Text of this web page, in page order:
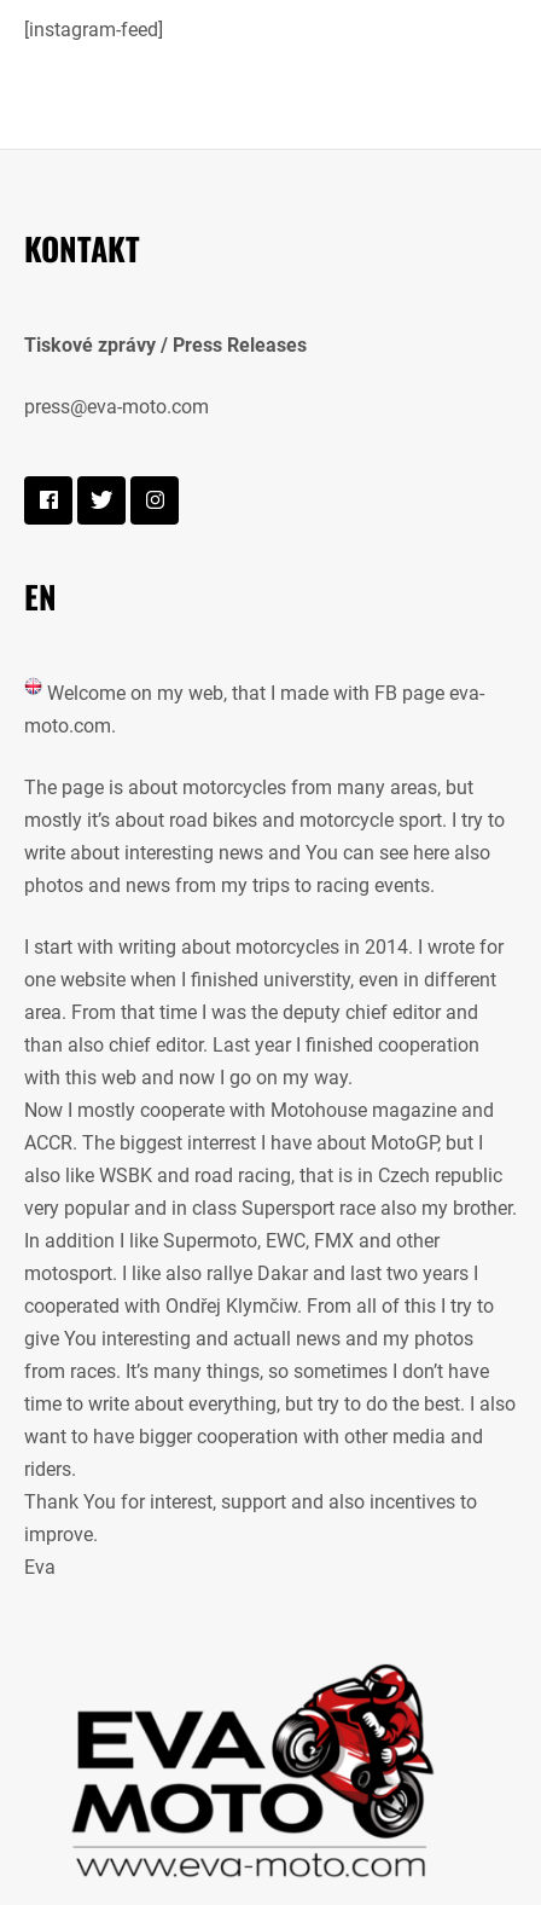
[instagram-feed]
KONTAKT
Tiskové zprávy / Press Releases
press@eva-moto.com
EN
Welcome on my web, that I made with FB page eva-
moto.com.
The page is about motorcycles from many areas, but
mostly it’s about road bikes and motorcycle sport. I try to
write about interesting news and You can see here also
photos and news from my trips to racing events.
I start with writing about motorcycles in 2014. I wrote for
one website when I finished universtity, even in different
area. From that time I was the deputy chief editor and
than also chief editor. Last year I finished cooperation
with this web and now I go on my way.
Now I mostly cooperate with Motohouse magazine and
ACCR. The biggest interrest I have about MotoGP, but I
also like WSBK and road racing, that is in Czech republic
very popular and in class Supersport race also my brother.
In addition I like Supermoto, EWC, FMX and other
motosport. I like also rallye Dakar and last two years I
cooperated with Ondřej Klymčiw. From all of this I try to
give You interesting and actuall news and my photos
from races. It’s many things, so sometimes I don’t have
time to write about everything, but try to do the best. I also
want to have bigger cooperation with other media and
riders.
Thank You for interest, support and also incentives to
improve.
Eva